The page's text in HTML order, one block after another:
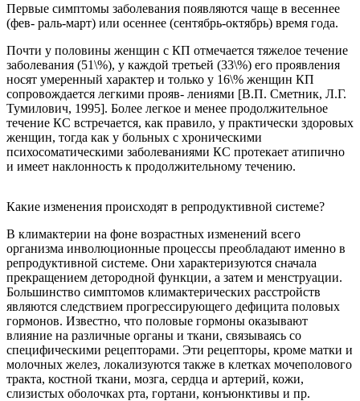
Первые симптомы заболевания появляются чаще в весеннее
(фев- раль-март) или осеннее (сентябрь-октябрь) время года.
Почти у половины женщин с КП отмечается тяжелое течение
заболевания (51\%), у каждой третьей (33\%) его проявления
носят умеренный характер и только у 16\% женщин КП
сопровождается легкими прояв- лениями [В.П. Сметник, Л.Г.
Тумилович, 1995]. Более легкое и менее продолжительное
течение КС встречается, как правило, у практически здоровых
женщин, тогда как у больных с хроническими
психосоматическими заболеваниями КС протекает атипично
и имеет наклонность к продолжительному течению.
Какие изменения происходят в репродуктивной системе?
В климактерии на фоне возрастных изменений всего
организма инволюционные процессы преобладают именно в
репродуктивной системе. Они характеризуются сначала
прекращением детородной функции, а затем и менструации.
Большинство симптомов климактерических расстройств
являются следствием прогрессирующего дефицита половых
гормонов. Известно, что половые гормоны оказывают
влияние на различные органы и ткани, связываясь со
специфическими рецепторами. Эти рецепторы, кроме матки и
молочных желез, локализуются также в клетках мочеполового
тракта, костной ткани, мозга, сердца и артерий, кожи,
слизистых оболочках рта, гортани, конъюнктивы и пр.